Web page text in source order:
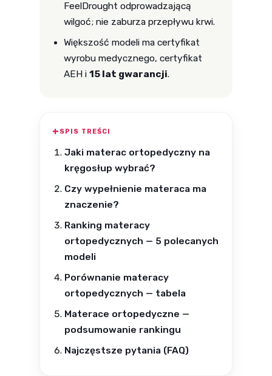
FeelDrought odprowadzającą
wilgoć; nie zaburza przepływu krwi.
Większość modeli ma certyfikat
wyrobu medycznego, certyfikat
AEH i 15 lat gwarancji.
SPIS TREŚCI
Jaki materac ortopedyczny na
kręgosłup wybrać?
Czy wypełnienie materaca ma
znaczenie?
Ranking materacy
ortopedycznych — 5 polecanych
modeli
Porównanie materacy
ortopedycznych — tabela
Materace ortopedyczne —
podsumowanie rankingu
Najczęstsze pytania (FAQ)